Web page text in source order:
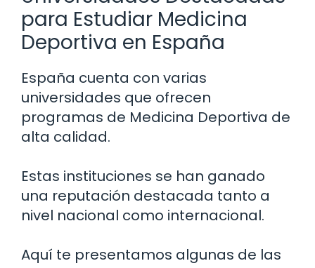
para Estudiar Medicina
Deportiva en España
España cuenta con varias
universidades que ofrecen
programas de Medicina Deportiva de
alta calidad.
Estas instituciones se han ganado
una reputación destacada tanto a
nivel nacional como internacional.
Aquí te presentamos algunas de las